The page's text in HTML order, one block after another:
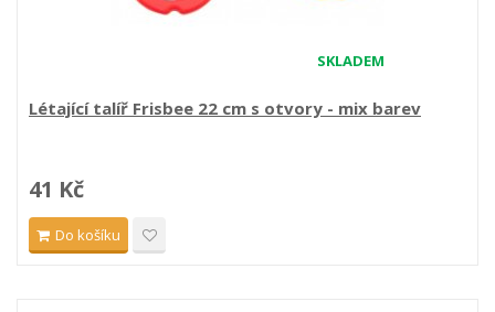
SKLADEM
Létající talíř Frisbee 22 cm s otvory - mix barev
41 Kč
Do košíku